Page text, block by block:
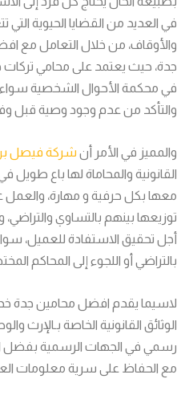
في العديد من القضايا الحيوية التي
والأوقاف، من خلال التعامل مع
جدة، حيث يعتمد على محامي
في محكمة الأحوال الشخصية سواء
والتأكد من عدم وجود وصية قبل
والمميز في الأمر أن شركة فيصل
القانونية والمحاماة لها باع طويل
معها بكل حرفية و مهارة، والعمل
توزيعها بينهم بالتساوي
أجل تحقيق الاستفادة للعميل،
بالتراضي أو اللجوء إلى المحاكم
لاسيما يقدم افضل محامين جدة
الوثائق القانونية الخاصة بـالإرث
رسمي في الجهات الرسمية بفضل
مع الحفاظ على سرية معلومات